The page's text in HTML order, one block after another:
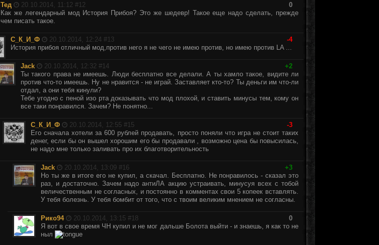
Тед 20.10.2014, 11:12 #12
0
Как же легендарный мод История Прибоя? Это же шедевр! Такое еще надо сделать, прежде
чем писать такое.
С_К_И_Ф 20.10.2014, 12:24 #13
-4
История прибоя отличный мод,против него я не чего не имею против, но имею против LA ...
Jack 20.10.2014, 12:32 #14
+2
Ты такого права не имеешь. Люди бесплатно все делали. А ты хамло такое, видите ли
против что-то имеешь. Ну не нравится - не играй. Заставляет кто-то? Ты деньги им что-ли
отдал, а они тебя кинули?
Тебе угодно с пеной изо рта доказывать что мод плохой, и ставить минусы тем, кому он
все таки понравился. Зачем? Не понятно...
С_К_И_Ф 20.10.2014, 12:55 #15
-3
Его сначала хотели за 600 рублей продавать, просто поняли что игра не стоит таких
денег, если бы он вышел хорошим его бы продавали , возможно цена бы повысилась,
не надо мне только заливать про их благотворительность
Jack 20.10.2014, 13:09 #16
+3
Но ты же в итоге его не купил, а скачал. Бесплатно. Не понравилось - сказал это
раз, и достаточно. Зачем надо антиЛА акцию устраивать, минусуя всех с тобой
величественным не согласных, и постоянно в комментах свои 5 копеек вставлять.
У тебя болезнь. У тебя бомбит от того, что с твоим великим мнением не согласны.
Рико94 20.10.2014, 13:15 #18
0
Я вот в свое время ЧН купил и не мог дальше Болота выйти - и знаешь, я как то не
ныл